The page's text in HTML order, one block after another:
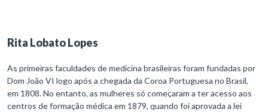
Rita Lobato Lopes
As primeiras faculdades de medicina brasileiras foram fundadas por
Dom João VI logo após a chegada da Coroa Portuguesa no Brasil,
em 1808. No entanto, as mulheres só começaram a ter acesso aos
centros de formação médica em 1879, quando foi aprovada a lei